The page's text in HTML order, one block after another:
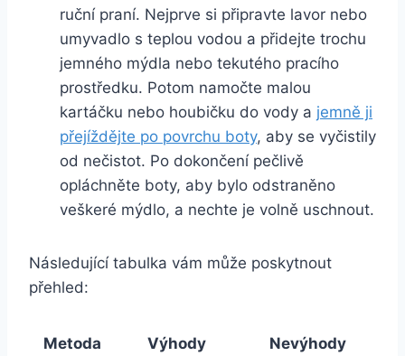
ruční ⁤praní.‍ Nejprve si připravte lavor ‌nebo ​
umyvadlo s teplou ‍vodou a přidejte trochu
‌jemného mýdla nebo ​tekutého‍ pracího
⁣prostředku.‍ Potom ⁤namočte malou
⁤kartáčku nebo houbičku do vody a jemně⁢ ji
přejíždějte po‍ povrchu⁢ boty, aby se vyčistily
od‌ nečistot. Po dokončení pečlivě
opláchněte boty, ‌aby bylo odstraněno
veškeré mýdlo,⁢ a nechte⁣ je volně uschnout.
Následující tabulka vám může poskytnout
přehled:
Metoda Výhody Nevýhody